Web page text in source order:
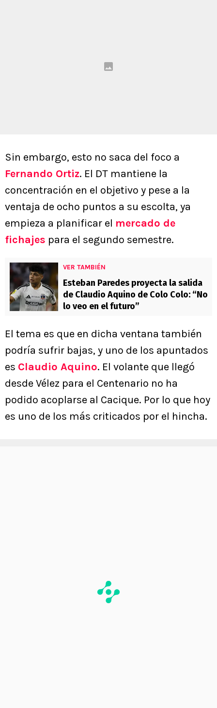
Sin embargo, esto no saca del foco a
Fernando Ortiz. El DT mantiene la
concentración en el objetivo y pese a la
ventaja de ocho puntos a su escolta, ya
empieza a planificar el mercado de
fichajes para el segundo semestre.
VER TAMBIÉN
Esteban Paredes proyecta la salida
de Claudio Aquino de Colo Colo: “No
lo veo en el futuro”
El tema es que en dicha ventana también
podría sufrir bajas, y uno de los apuntados
es Claudio Aquino. El volante que llegó
desde Vélez para el Centenario no ha
podido acoplarse al Cacique. Por lo que hoy
es uno de los más criticados por el hincha.